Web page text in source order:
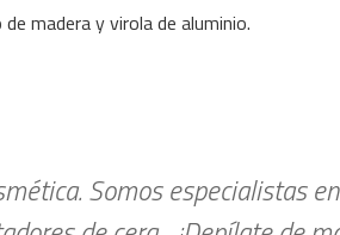
madera y virola de aluminio.
Somos especialistas